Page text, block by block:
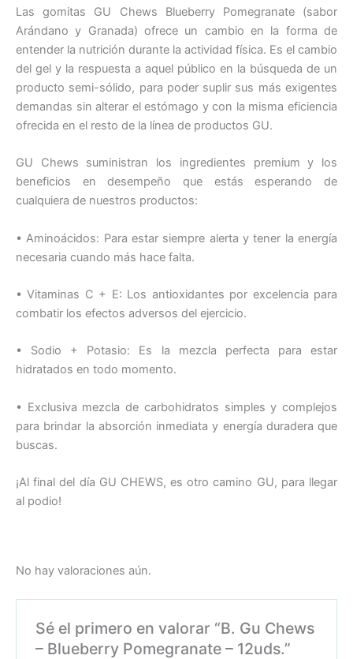
Las gomitas GU Chews Blueberry Pomegranate (sabor
Arándano y Granada) ofrece un cambio en la forma de
entender la nutrición durante la actividad física. Es el cambio
del gel y la respuesta a aquel público en la búsqueda de un
producto semi-sólido, para poder suplir sus más exigentes
demandas sin alterar el estómago y con la misma eficiencia
ofrecida en el resto de la línea de productos GU.
GU Chews suministran los ingredientes premium y los
beneficios en desempeño que estás esperando de
cualquiera de nuestros productos:
• Aminoácidos: Para estar siempre alerta y tener la energía
necesaria cuando más hace falta.
• Vitaminas C + E: Los antioxidantes por excelencia para
combatir los efectos adversos del ejercicio.
• Sodio + Potasio: Es la mezcla perfecta para estar
hidratados en todo momento.
• Exclusiva mezcla de carbohidratos simples y complejos
para brindar la absorción inmediata y energía duradera que
buscas.
¡Al final del día GU CHEWS, es otro camino GU, para llegar
al podio!
No hay valoraciones aún.
Sé el primero en valorar “B. Gu Chews
– Blueberry Pomegranate – 12uds.”